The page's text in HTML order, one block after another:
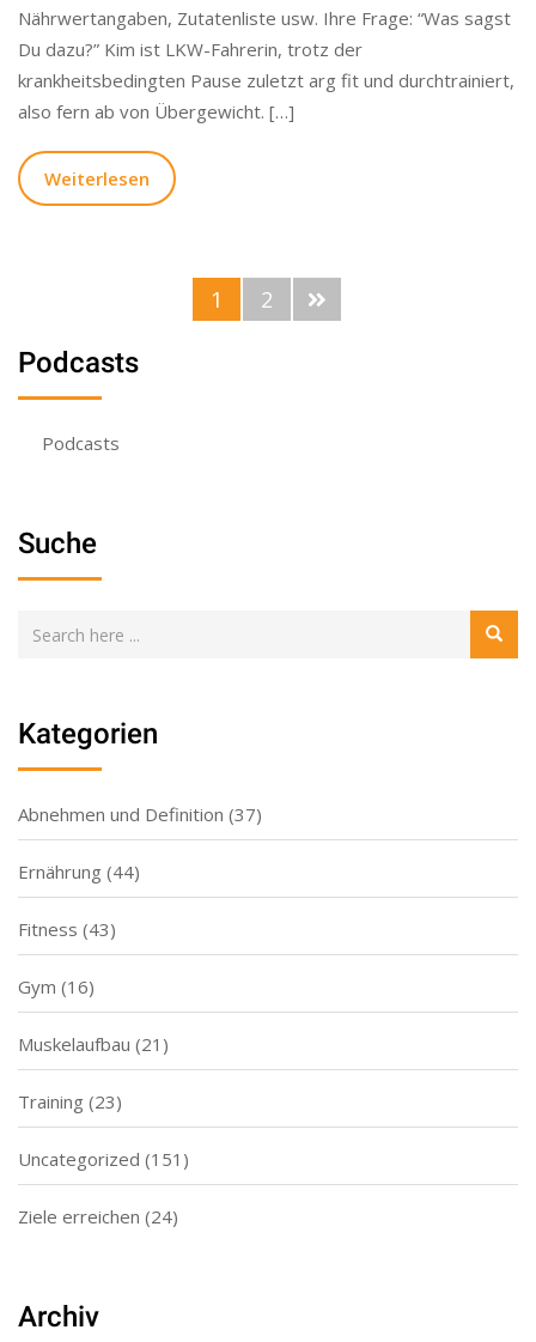
Nährwertangaben, Zutatenliste usw. Ihre Frage: “Was sagst
Du dazu?” Kim ist LKW-Fahrerin, trotz der
krankheitsbedingten Pause zuletzt arg fit und durchtrainiert,
also fern ab von Übergewicht. […]
Weiterlesen
1 2
Podcasts
Podcasts
Suche
Kategorien
Abnehmen und Definition (37)
Ernährung (44)
Fitness (43)
Gym (16)
Muskelaufbau (21)
Training (23)
Uncategorized (151)
Ziele erreichen (24)
Archiv